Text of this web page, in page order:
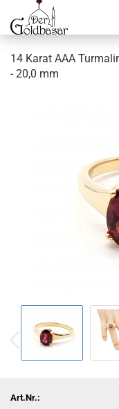
14 Karat AAA
- 20,0 mm
Art.Nr.: